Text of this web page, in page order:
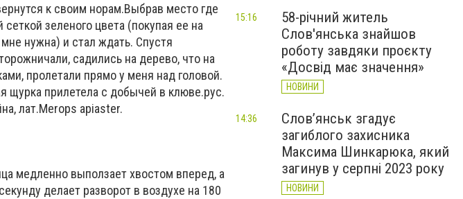
к своим норам.Выбрав место где
зеленого цвета (покупая ее на
нужна) и стал ждать. Спустя
садились на дерево, что на
пролетали прямо у меня над головой.
щурка прилетела с добычей в клюве.рус.
лат.Merops apiaster.
медленно выползает хвостом вперед, а
делает разворот в воздухе на 180
58-річний житель
Слов'янська знайшов
роботу завдяки проєкту
«Досвід має значення»
НОВИНИ
15:16
Слов’янськ згадує
загиблого захисника
Максима Шинкарюка, який
загинув у серпні 2023 року
НОВИНИ
14:36